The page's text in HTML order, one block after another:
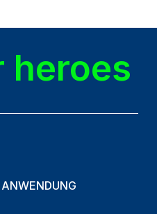
heroes
ANWENDUNG